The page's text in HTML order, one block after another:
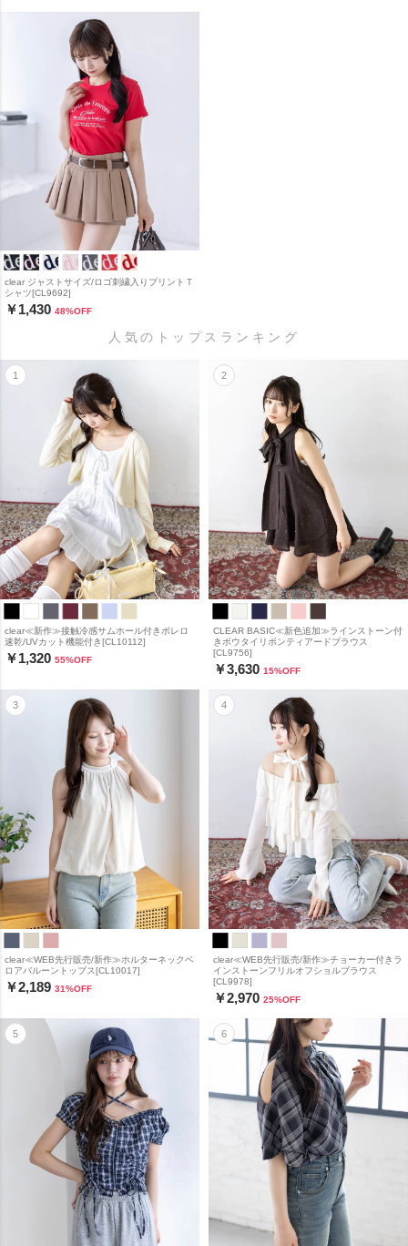
clear ジャストサイズ/ロゴ刺繍入りプリントＴ
シャツ[CL9692]
￥1,430 48%OFF
人気のトップスランキング
clear≪新作≫接触冷感サムホール付きボレロ
速乾/UVカット機能付き[CL10112]
￥1,320 55%OFF
CLEAR BASIC≪新色追加≫ラインストーン付
きボウタイリボンティアードブラウス
[CL9756]
￥3,630 15%OFF
clear≪WEB先行販売/新作≫ホルターネックベ
ロアバルーントップス[CL10017]
￥2,189 31%OFF
clear≪WEB先行販売/新作≫チョーカー付きラ
インストーンフリルオフショルブラウス
[CL9978]
￥2,970 25%OFF